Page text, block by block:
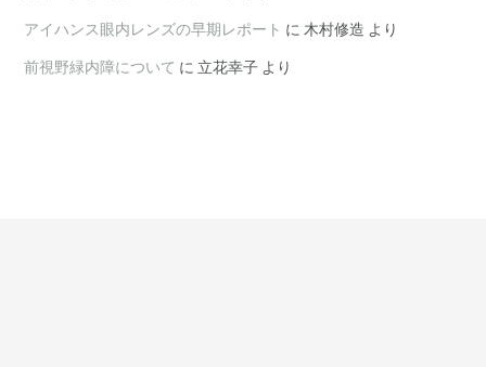
アイハンス眼内レンズの早期レポート に 木村修造 より
前視野緑内障について に 立花幸子 より